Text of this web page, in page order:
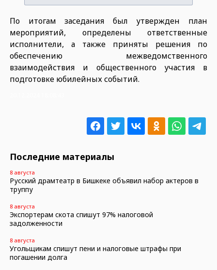
По итогам заседания был утвержден план
мероприятий, определены ответственные
исполнители, а также приняты решения по
обеспечению межведомственного
взаимодействия и общественного участия в
подготовке юбилейных событий.
Последние материалы
8 августа
Русский драмтеатр в Бишкеке объявил набор актеров в
труппу
8 августа
Экспортерам скота спишут 97% налоговой
задолженности
8 августа
Угольщикам спишут пени и налоговые штрафы при
погашении долга